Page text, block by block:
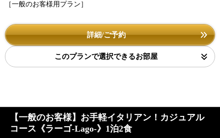
［一般のお客様用プラン］
詳細/ご予約
このプランで選択できるお部屋
【一般のお客様】お手軽イタリアン！カジュアル
コース《ラーゴ-Lago-》1泊2食